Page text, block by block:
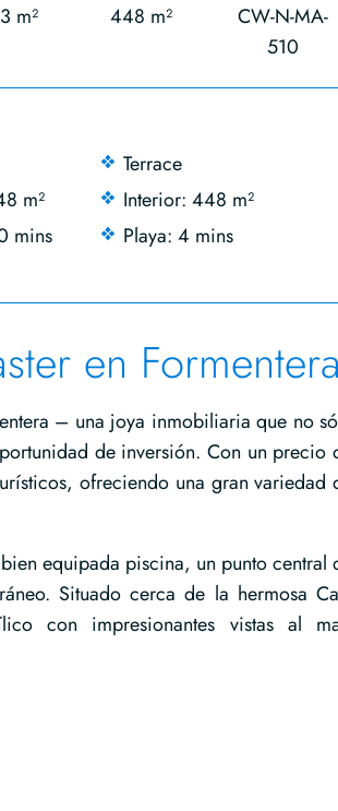
m² 448 m²
CW-N-MA-
510
Terrace
m²
Interior: 448 m²
mins
Playa: 4 mins
en Formentera
– una joya inmobiliaria que no
de inversión. Con un precio
ofreciendo una gran variedad
equipada piscina, un punto central
Situado cerca de la hermosa
con impresionantes vistas al